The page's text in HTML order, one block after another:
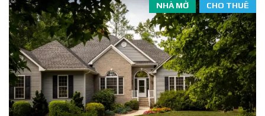
CHO THUÊ
NHÀ MỞ